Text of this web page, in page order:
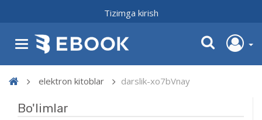
Tizimga kirish
elektron kitoblar darslik-xo7bVnay
Bo'limlar